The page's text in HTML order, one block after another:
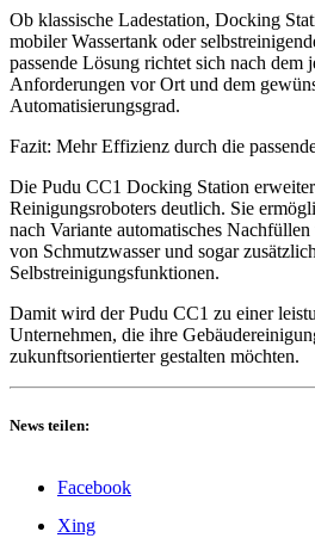
Ob klassische Ladestation, Docking
mobiler Wassertank oder
passende Lösung richtet sich nach
Anforderungen vor Ort und dem
Automatisierungsgrad.
Fazit: Mehr Effizienz durch die
Die Pudu CC1 Docking Station
Reinigungsroboters deutlich. Sie
nach Variante automatisches
von Schmutzwasser und sogar
Selbstreinigungsfunktionen.
Damit wird der Pudu CC1 zu einer
Unternehmen, die ihre
zukunftsorientierter gestalten möchten.
News teilen:
Facebook
Xing